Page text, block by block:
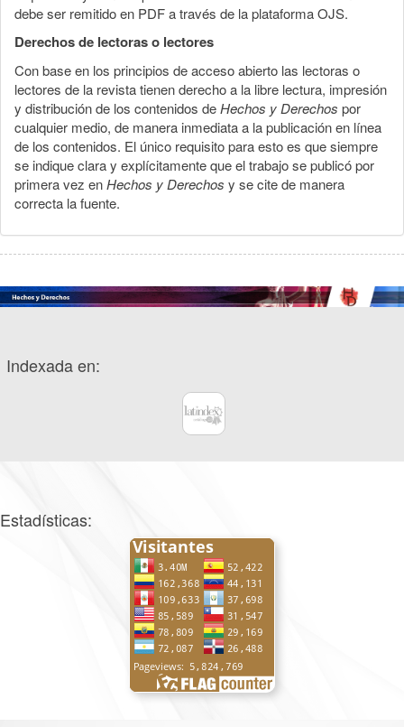
debe ser remitido en PDF a través de la plataforma OJS.
Derechos de lectoras o lectores
Con base en los principios de acceso abierto las lectoras o
lectores de la revista tienen derecho a la libre lectura, impresión
y distribución de los contenidos deHechos y Derechos por
cualquier medio, de manera inmediata a la publicación en línea
de los contenidos. El único requisito para esto es que siempre
se indique clara y explícitamente que el trabajo se publicó por
primera vez enHechos y Derechos y se cite de manera
correcta la fuente.
Indexada en:
Estadísticas: